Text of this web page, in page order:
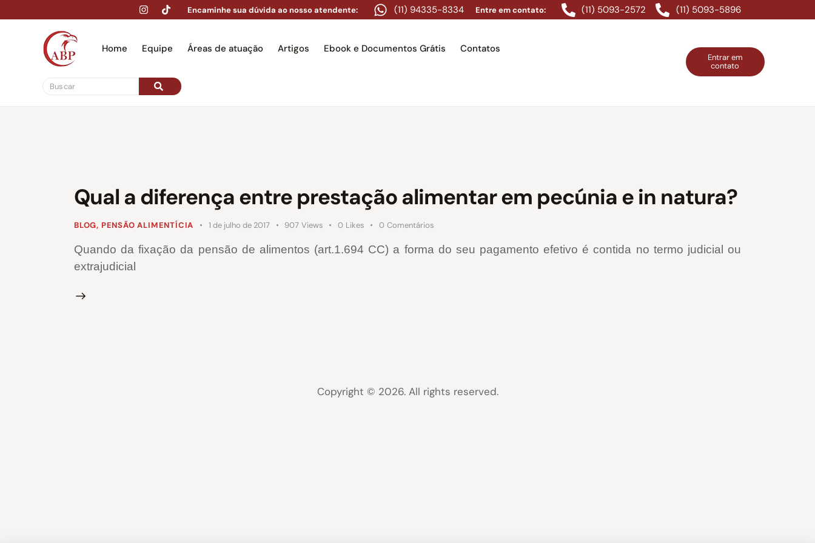
Encaminhe sua dúvida ao nosso atendente: (11) 94335-8334 Entre em contato: (11) 5093-2572 (11) 5093-5896
Home Equipe Áreas de atuação Artigos Ebook e Documentos Grátis Contatos
Entrar em
contato
Qual a diferença entre prestação alimentar em pecúnia e in natura?
BLOG, PENSÃO ALIMENTÍCIA 1 de julho de 2017 907 Views 0 Likes 0 Comentários
Quando da fixação da pensão de alimentos (art.1.694 CC) a forma do seu pagamento efetivo é contida no termo judicial ou
extrajudicial
Copyright © 2026. All rights reserved.